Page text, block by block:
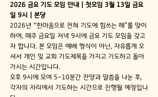
2026 금요 기도 모임 안내 | 첫모임 3월 13일 금요
일 9시 | 본당
2026년 “한마음으로 전혀 기도에 힘쓰는 해”를 맞이
하여, 매주 금요일 저녁 9시에 금요 기도 모임을 갖고
자 합니다. 본 모임은 예배 형식이 아닌, 자유롭게 오
셔서 개인 및 교회 기도제목을 가지고 기도하고 돌아
가시는 시간입니다.
오후 9시에 모여 5~10분간 찬양과 말씀을 나눈 후,
각자의 자리에서 기도하는 시간으로 진행될 예정입니